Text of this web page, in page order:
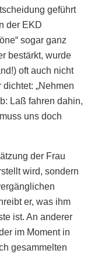
geführt
der EKD
sogar ganz
bestärkt, wurde
oft auch nicht
„Nehmen
Laß fahren dahin,
uns doch
der Frau
wird, sondern
er, was ihm
ist. An anderer
im Moment in
gesammelten